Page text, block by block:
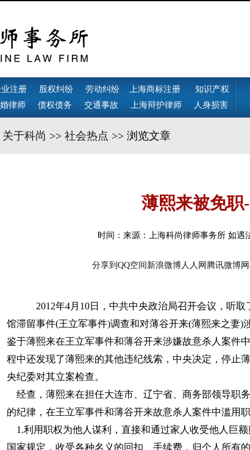
注册 股权纠纷 劳动纠纷 上海商标注册
知识产权
律师 债权债务 交通事故 上海辩护律师 人身损害
关于科尚 >> 社会热点 >> 浏览文章
薄熙来被免职
时间：来源：上海科尚律师事务所 如遇
分享到 QQ空间 新浪微博人人网 腾讯微博
2012年4月10日，中共中央政治局召开会议，听
馆滞留事件(王立军事件)调查和对薄谷开来(薄熙来之妻)
鉴于薄熙来在王立军事件和薄谷开来涉嫌故意杀人案件
程中还发现了薄熙来的其他违纪线索，中央决定，停止
央纪委对其立案检查。
经查，薄熙来在担任大连市、辽宁省、商务部领导职
的纪律，在王立军事件和薄谷开来故意杀人案件中滥用
1.利用职权为他人谋利，直接和通过家人收受他人巨
国家规定，收受各种名义的回扣、手续费，归个人所有的